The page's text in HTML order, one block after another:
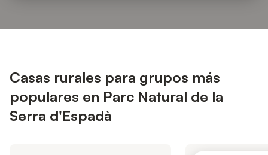
Casas rurales para grupos más
populares en Parc Natural de la
Serra d'Espadà